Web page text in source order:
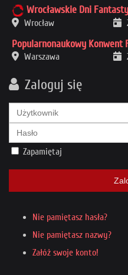
Wrocławskie Dni
Wrocław
Popularnonaukowy Konwent
Warszawa
Zaloguj się
Zapamiętaj
Nie pamiętasz hasła?
Nie pamiętasz nazwy?
Załóż swoje konto!